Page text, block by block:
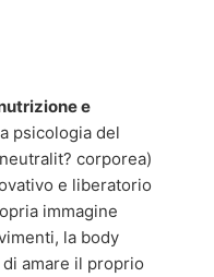
e
psicologia del
corporea)
e liberatorio
immagine
la body
amare il proprio